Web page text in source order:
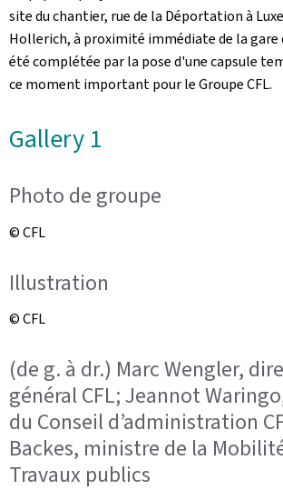
site du chantier, rue de la Déportation à
Hollerich, à proximité immédiate de la gare
été complétée par la pose d'une capsule
ce moment important pour le Groupe CFL.
Gallery 1
Photo de groupe
© CFL
Illustration
© CFL
(de g. à dr.) Marc Wengler,
général CFL; Jeannot
du Conseil d’administration
Backes, ministre de la
Travaux publics